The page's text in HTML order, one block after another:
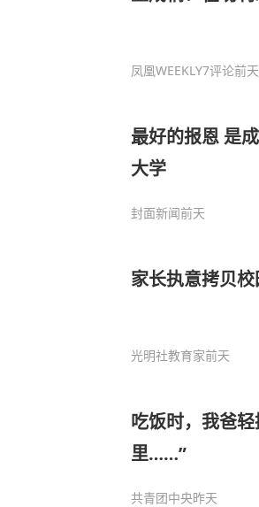
凤凰WEEKLY7评论前天
最好的报恩 是
大学
封面新闻前天
家长执意拷贝
光明社教育家前天
吃饭时，我爸
里……”
共青团中央昨天